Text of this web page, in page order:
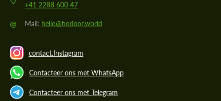
+41 2288 600 47
@ Mail: hello@hodoor.world
contact.Instagram
Contacteer ons met WhatsApp
Contacteer ons met Telegram